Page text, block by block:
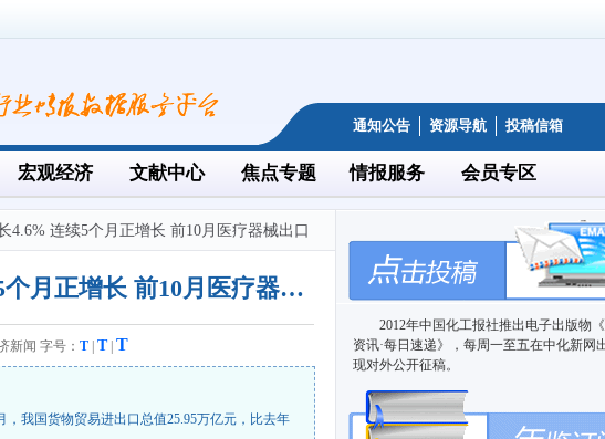
通知公告 资源导航 投稿信箱
宏观经济 文献中心 焦点专题 情报服务 会员专区
4.6% 连续5个月正增长 前10月医疗器械出口
10月我国进出口总额增长4.6% 连续5个月正增长 前10月医疗器械出口同比增幅超四成
新闻 字号： T| T| T
我国货物贸易进出口总值25.95万亿元，比去年
2012年中国化工报社推出电子出版物
资讯·每日速递》，每周一至五在中化新网
现对外公开征稿。